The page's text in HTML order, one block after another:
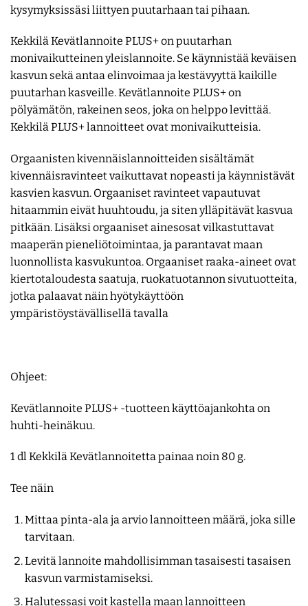
kysymyksissäsi liittyen puutarhaan tai pihaan.
Kekkilä Kevätlannoite PLUS+ on puutarhan
monivaikutteinen yleislannoite. Se käynnistää keväisen
kasvun sekä antaa elinvoimaa ja kestävyyttä kaikille
puutarhan kasveille. Kevätlannoite PLUS+ on
pölyämätön, rakeinen seos, joka on helppo levittää.
Kekkilä PLUS+ lannoitteet ovat monivaikutteisia.
Orgaanisten kivennäislannoitteiden sisältämät
kivennäisravinteet vaikuttavat nopeasti ja käynnistävät
kasvien kasvun. Orgaaniset ravinteet vapautuvat
hitaammin eivät huuhtoudu, ja siten ylläpitävät kasvua
pitkään. Lisäksi orgaaniset ainesosat vilkastuttavat
maaperän pieneliötoimintaa, ja parantavat maan
luonnollista kasvukuntoa. Orgaaniset raaka-aineet ovat
kiertotaloudesta saatuja, ruokatuotannon sivutuotteita,
jotka palaavat näin hyötykäyttöön
ympäristöystävällisellä tavalla
Ohjeet:
Kevätlannoite PLUS+ -tuotteen käyttöajankohta on
huhti-heinäkuu.
1 dl Kekkilä Kevätlannoitetta painaa noin 80 g.
Tee näin
Mittaa pinta-ala ja arvio lannoitteen määrä, joka sille
tarvitaan.
Levitä lannoite mahdollisimman tasaisesti tasaisen
kasvun varmistamiseksi.
Halutessasi voit kastella maan lannoitteen